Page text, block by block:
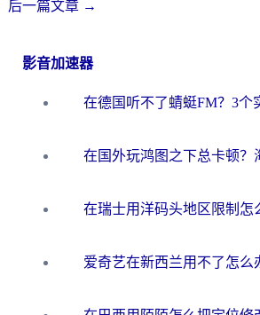
后一篇文章 →
影音加速器